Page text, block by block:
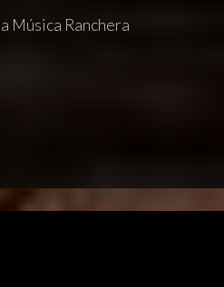
Música Ranchera